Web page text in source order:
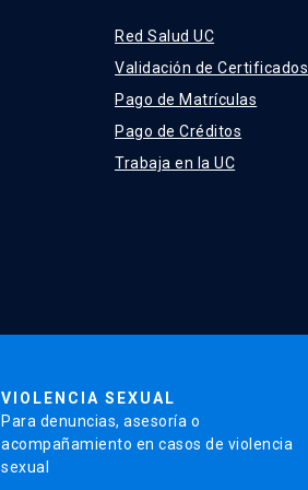
Red Salud UC
Validación de Certificados
Pago de Matrículas
Pago de Créditos
Trabaja en la UC
VIOLENCIA SEXUAL
Para denuncias, asesoría o
acompañamiento en casos de violencia
sexual